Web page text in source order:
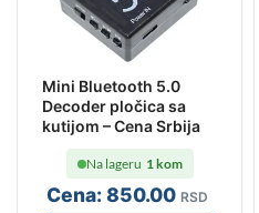
Mini Bluetooth 5.0
Decoder pločica sa
kutijom – Cena Srbija
Cena:850.00 RSD
Na lageru 1 kom